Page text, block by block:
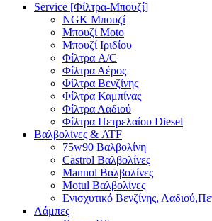
Service [Φίλτρα-Μπουζί]
NGK Μπουζί
Μπουζί Moto
Μπουζί Ιριδίου
Φίλτρα A/C
Φίλτρα Αέρος
Φίλτρα Βενζίνης
Φίλτρα Καμπίνας
Φίλτρα Λαδιού
Φίλτρα Πετρελαίου Diesel
Βαλβολίνες & ATF
75w90 Βαλβολίνη
Castrol Βαλβολίνες
Mannol Βαλβολίνες
Motul Βαλβολίνες
Ενισχυτικό Βενζίνης,
Λάμπες